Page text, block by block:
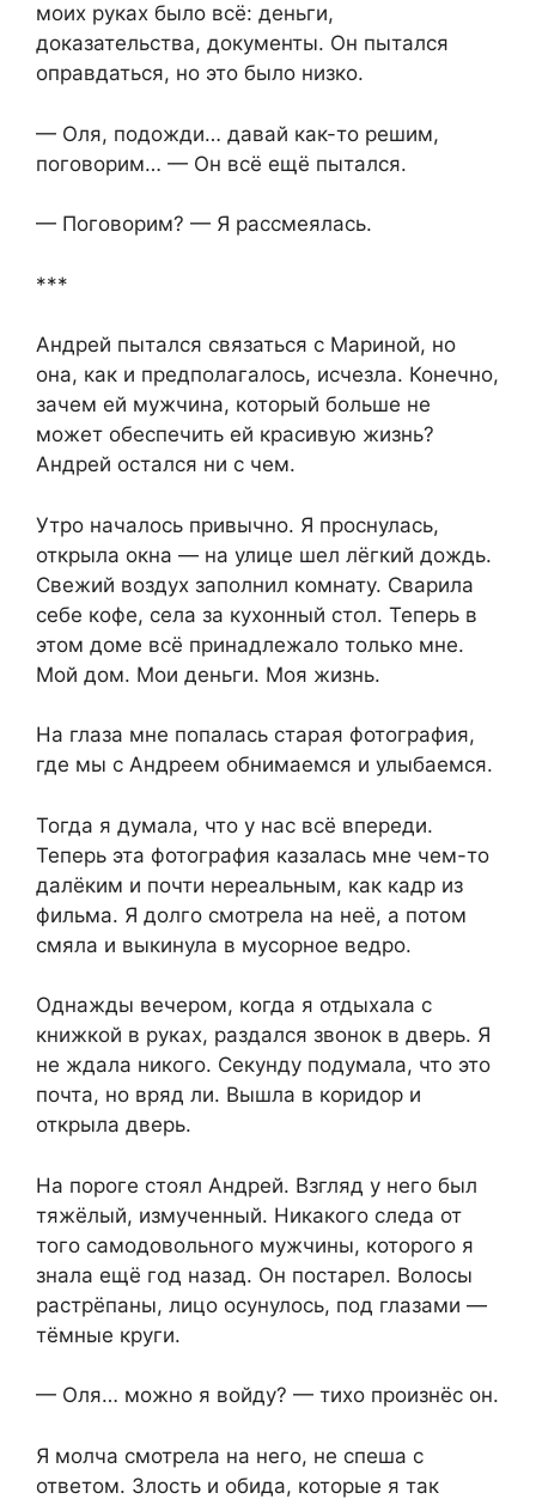
моих руках было всё: деньги,
доказательства, документы. Он пытался
оправдаться, но это было низко.
— Оля, подожди… давай как-то решим,
поговорим… — Он всё ещё пытался.
— Поговорим? — Я рассмеялась.
***
Андрей пытался связаться с Мариной, но
она, как и предполагалось, исчезла. Конечно,
зачем ей мужчина, который больше не
может обеспечить ей красивую жизнь?
Андрей остался ни с чем.
Утро началось привычно. Я проснулась,
открыла окна — на улице шел лёгкий дождь.
Свежий воздух заполнил комнату. Сварила
себе кофе, села за кухонный стол. Теперь в
этом доме всё принадлежало только мне.
Мой дом. Мои деньги. Моя жизнь.
На глаза мне попалась старая фотография,
где мы с Андреем обнимаемся и улыбаемся.
Тогда я думала, что у нас всё впереди.
Теперь эта фотография казалась мне чем-то
далёким и почти нереальным, как кадр из
фильма. Я долго смотрела на неё, а потом
смяла и выкинула в мусорное ведро.
Однажды вечером, когда я отдыхала с
книжкой в руках, раздался звонок в дверь. Я
не ждала никого. Секунду подумала, что это
почта, но вряд ли. Вышла в коридор и
открыла дверь.
На пороге стоял Андрей. Взгляд у него был
тяжёлый, измученный. Никакого следа от
того самодовольного мужчины, которого я
знала ещё год назад. Он постарел. Волосы
растрёпаны, лицо осунулось, под глазами —
тёмные круги.
— Оля… можно я войду? — тихо произнёс он.
Я молча смотрела на него, не спеша с
ответом. Злость и обида, которые я так